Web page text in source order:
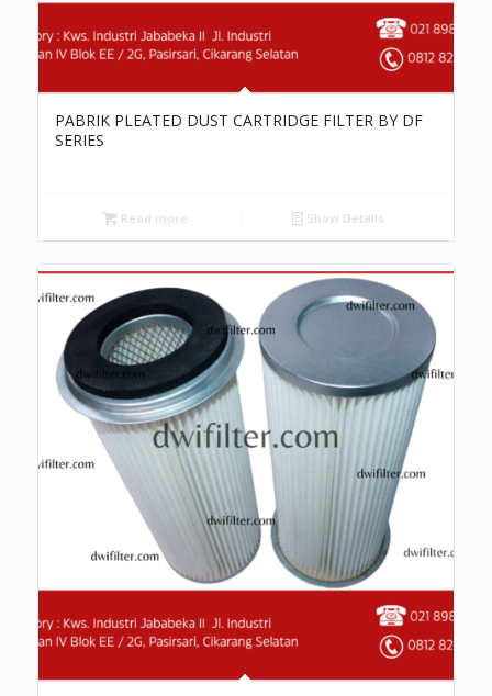
PABRIK PLEATED DUST CARTRIDGE FILTER BY DF
SERIES
Read more Show Details